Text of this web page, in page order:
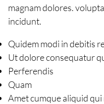
magnam dolores.
incidunt.
Quidem modi in debitis
Ut dolore consequatur
Perferendis
Quam
Amet cumque aliquid qui